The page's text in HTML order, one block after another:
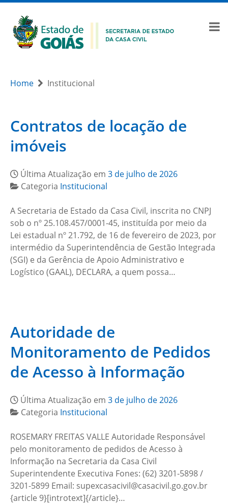
Home Institucional
Contratos de locação de
imóveis
Última Atualização em 3 de julho de 2026
Categoria Institucional
A Secretaria de Estado da Casa Civil, inscrita no CNPJ
sob o nº 25.108.457/0001-45, instituída por meio da
Lei estadual nº 21.792, de 16 de fevereiro de 2023, por
intermédio da Superintendência de Gestão Integrada
(SGI) e da Gerência de Apoio Administrativo e
Logístico (GAAL), DECLARA, a quem possa…
Autoridade de
Monitoramento de Pedidos
de Acesso à Informação
Última Atualização em 3 de julho de 2026
Categoria Institucional
ROSEMARY FREITAS VALLE Autoridade Responsável
pelo monitoramento de pedidos de Acesso à
Informação na Secretaria da Casa Civil
Superintendente Executiva Fones: (62) 3201-5898 /
3201-5899 Email: supexcasacivil@casacivil.go.gov.br
{article 9}[introtext]{/article}…